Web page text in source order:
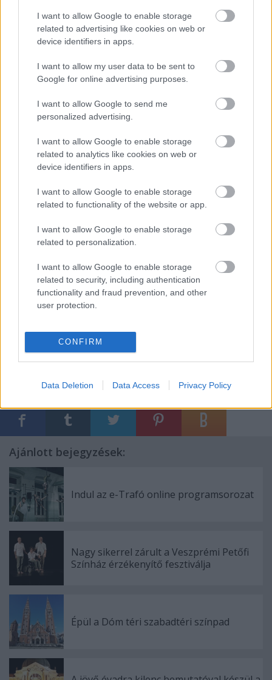
I want to allow Google to enable storage
related to advertising like cookies on web or
device identifiers in apps.
I want to allow my user data to be sent to
Google for online advertising purposes.
I want to allow Google to send me
personalized advertising.
I want to allow Google to enable storage
related to analytics like cookies on web or
device identifiers in apps.
I want to allow Google to enable storage
related to functionality of the website or app.
I want to allow Google to enable storage
related to personalization.
I want to allow Google to enable storage
related to security, including authentication
functionality and fraud prevention, and other
user protection.
CONFIRM
Data Deletion Data Access Privacy Policy
tenniük a teátrumoknak, hogy megállapodnak a
jegy.szinhaz.hu-val: jegykészletük egy részét on-line
értékesítésre elkülönítik.
Szintén a nézőknek kedvez a szinhaz.hu másik
újítása: afilm.szinhaz.hu. Ezen a honlapon egyelőre
csak néhány, pár hónap múlva azonban már
negyvenkét, filmre vett színházi előadásból láthat öt-
nyolcperces részleteket a publikum. A portál az
Informatikai és Hírközlési Minisztériumtól
kapott
támogatást a projekt beindítására. A
videofelvételeket nyolc hónap alatt kell elkészíteniük.
előzetest az interneten, azt részben a teátrumok
vállalkozó kedve, részben - ahogy Herner
nem utolsósorban pedig az e témában meghirdetett
internetes szavazás eredménye fogja eldönteni.
Valaczkay Gabriella cikke aNépszabadságban
Ajánlott bejegyzések:
Indul az e-Trafó online programsorozat
Nagy sikerrel zárult a Veszprémi Petőfi
Színház érzékenyítő fesztiválja
Épül a Dóm téri szabadtéri színpad